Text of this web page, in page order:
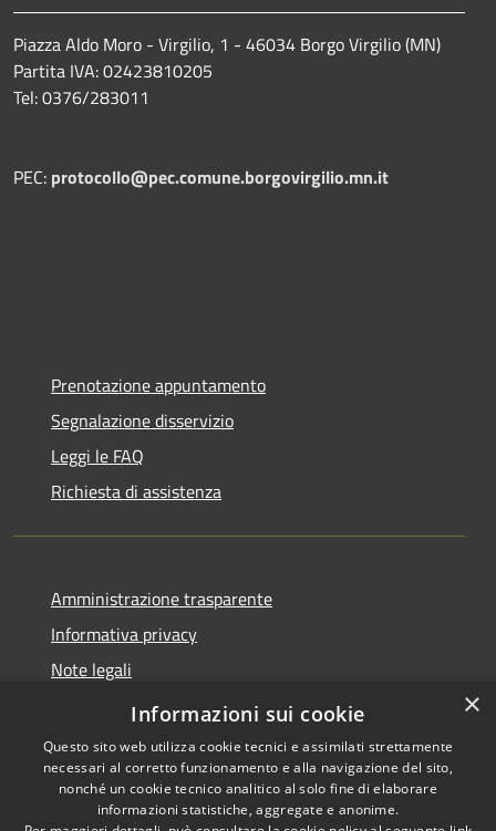
Piazza Aldo Moro - Virgilio, 1 - 46034 Borgo Virgilio (MN)
Partita IVA: 02423810205
Tel: 0376/283011
PEC: protocollo@pec.comune.borgovirgilio.mn.it
Prenotazione appuntamento
Segnalazione disservizio
Leggi le FAQ
Richiesta di assistenza
Amministrazione trasparente
Informativa privacy
Note legali
Dichiarazione di accessibilità
Copyright © 2026 • Comune di
×
Informazioni sui cookie
Questo sito web utilizza cookie tecnici e assimilati strettamente
necessari al corretto funzionamento e alla navigazione del sito,
nonché un cookie tecnico analitico al solo fine di elaborare
informazioni statistiche, aggregate e anonime.